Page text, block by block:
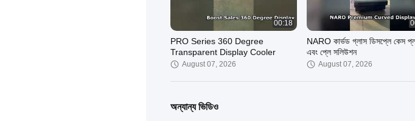
00:18
PRO Series 360 Degree
Transparent Display Cooler
August 07, 2026
NARO কার্ভড গ্লাস ডিসপ্লে কেস
এবং প্লে সলিউশন
August 07, 2026
অন্যান্য ভিডিও